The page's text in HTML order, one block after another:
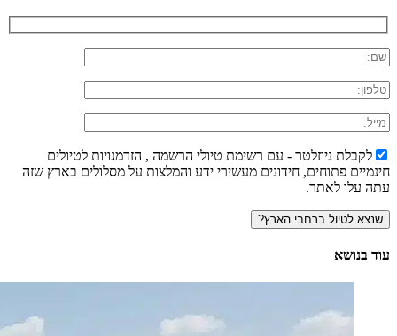
לקבלת ניוזלטר - עם רשימת טיולי הרשמה , הזדמנויות לטיולים
חינמיים פתוחים, חידונים מעשירי ידע והמלצות על מסלולים בארץ שזה
עתה עלו לאתר.
עוד בנושא